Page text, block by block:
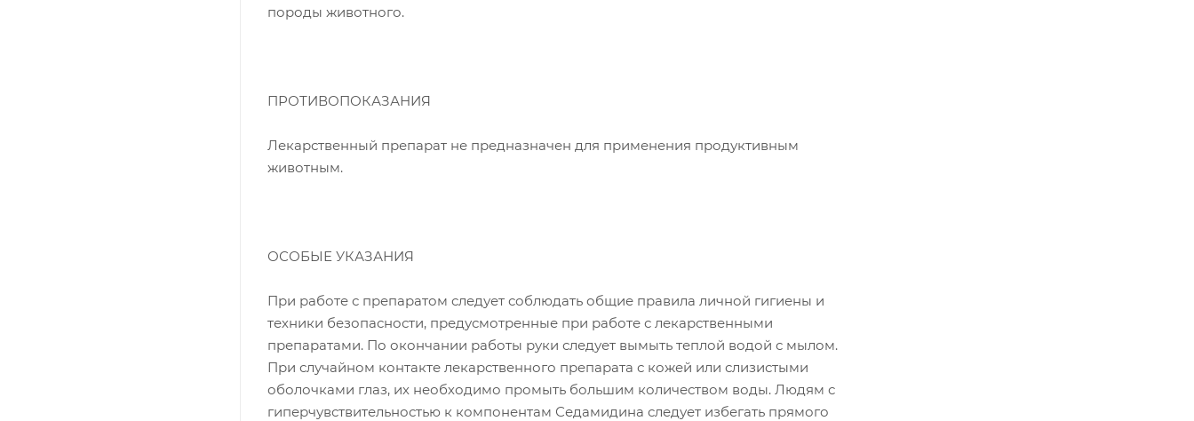
породы животного.
ПРОТИВОПОКАЗАНИЯ
Лекарственный препарат не предназначен для применения продуктивным
животным.
ОСОБЫЕ УКАЗАНИЯ
При работе с препаратом следует соблюдать общие правила личной гигиены и
техники безопасности, предусмотренные при работе с лекарственными
препаратами. По окончании работы руки следует вымыть теплой водой с мылом.
При случайном контакте лекарственного препарата с кожей или слизистыми
оболочками глаз, их необходимо промыть большим количеством воды. Людям с
гиперчувствительностью к компонентам Седамидина следует избегать прямого